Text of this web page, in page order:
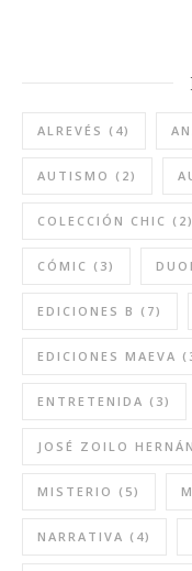
ALREVÉS (4)
AUTISMO (2)
COLECCIÓN CHIC (2)
CÓMIC (3)
EDICIONES B (7)
EDICIONES MAEVA
ENTRETENIDA (3)
JOSÉ ZOILO
MISTERIO (5)
NARRATIVA (4)